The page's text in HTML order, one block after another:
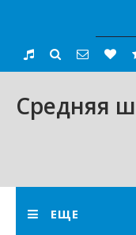
content
Средняя
ЕЩЕ